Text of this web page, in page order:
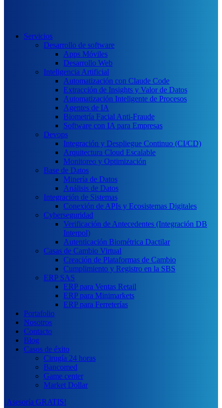
Servicios
Desarrollo de software
Apps Móviles
Desarrollo Web
Inteligencia Artificial
Automatización con Claude Code
Extracción de Insights y Valor de Datos
Automatización Inteligente de Procesos
Agentes de IA
Biometría Facial Anti-Fraude
Software con IA para Empresas
Devops
Integración y Despliegue Continuo (CI/CD)
Arquitectura Cloud Escalable
Monitoreo y Optimización
Base de Datos
Minería de Datos
Análisis de Datos
Integración de Sistemas
Conexión de APIs y Ecosistemas Digitales
Cyberseguridad
Verificación de Antecedentes (Integración DB
Interpol)
Autenticación Biométrica Dactilar
Casas de Cambio Virtual
Creación de Plataformas de Cambio
Cumplimiento y Registro en la SBS
ERP SAS
ERP para Ventas Retail
ERP para Minimarkets
ERP para Ferreterías
Portafolio
Nosotros
Contacto
Blog
Casos de éxito
Cirugía 24 horas
Bancomed
Game center
Market Dollar
¡Asesoría GRATIS!